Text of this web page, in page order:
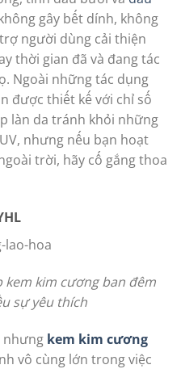
gây bết dính, không
người dùng cải thiện
thời gian đã và đang tác
Ngoài những tác dụng
được thiết kế với chỉ số
làn da tránh khỏi những
nhưng nếu bạn hoạt
trời, hãy cố gắng thoa
kim cương ban đêm
sự yêu thích
nhưng kem kim cương
vô cùng lớn trong việc